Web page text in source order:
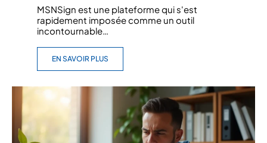
MSNSign est une plateforme qui s'est
rapidement imposée comme un outil
incontournable…
EN SAVOIR PLUS